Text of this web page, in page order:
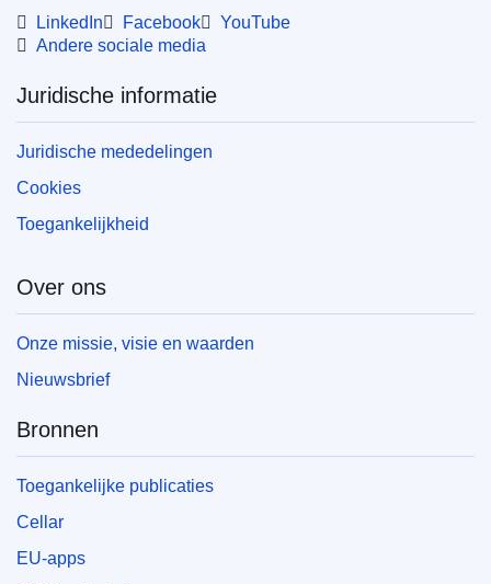
LinkedIn Facebook
YouTube
Andere sociale media
Juridische informatie
Juridische mededelingen
Cookies
Toegankelijkheid
Over ons
Onze missie, visie en waarden
Nieuwsbrief
Bronnen
Toegankelijke publicaties
Cellar
EU-apps